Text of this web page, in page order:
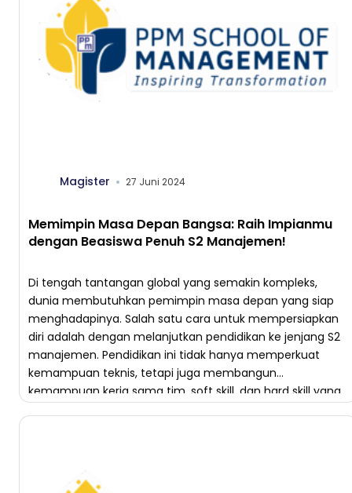
Magister 27 Juni 2024
Memimpin Masa Depan Bangsa: Raih Impianmu
dengan Beasiswa Penuh S2 Manajemen!
Di tengah tantangan global yang semakin kompleks,
dunia membutuhkan pemimpin masa depan yang siap
menghadapinya. Salah satu cara untuk mempersiapkan
diri adalah dengan melanjutkan pendidikan ke jenjang S2
manajemen. Pendidikan ini tidak hanya memperkuat
kemampuan teknis, tetapi juga membangun
kemampuan kerja sama tim, soft skill, dan hard skill yang